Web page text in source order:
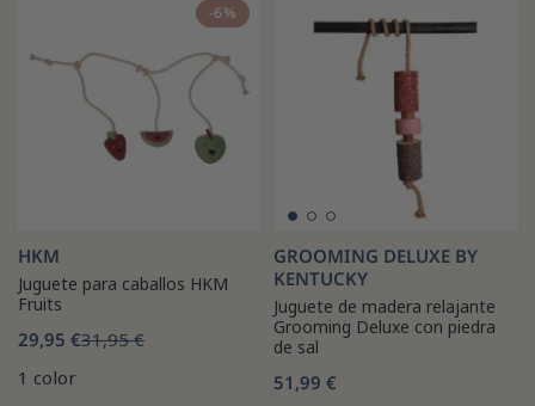
-6%
HKM
Juguete para caballos HKM
Fruits
29,95 €31,95 €
1 color
GROOMING DELUXE BY
KENTUCKY
Juguete de madera relajante
Grooming Deluxe con piedra
de sal
51,99 €